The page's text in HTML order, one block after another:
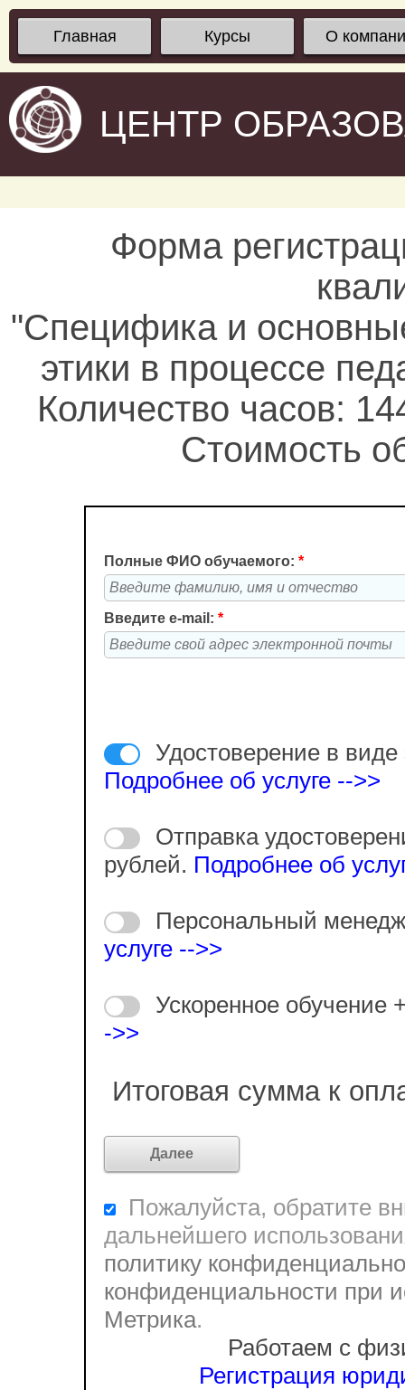
Главная Курсы О
ЦЕНТР
Форма
"Специфика и
этики в процессе
Количество часов:
Стоимость
Полные ФИО обучаемого: *
Введите e-mail: *
Удостоверение в виде
Подробнее об услуге -->>
Отправка
рублей. Подробнее об
Персональный
услуге -->>
Ускоренное обучение
->>
Итоговая сумма к
Пожалуйста, обратите
дальнейшего
политику
конфиденциальности при
Метрика.
Работаем с
Регистрация